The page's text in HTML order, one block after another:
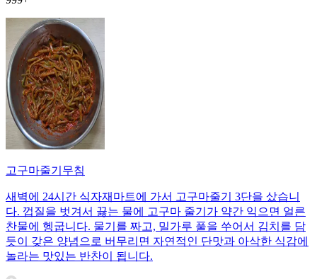
고구마줄기무침
새벽에 24시간 식자재마트에 가서 고구마줄기 3단을 샀습니
다. 껍질을 벗겨서 끓는 물에 고구마 줄기가 약간 익으면 얼른
찬물에 헹굽니다. 물기를 짜고, 밀가루 풀을 쑤어서 김치를 담
듯이 갖은 양념으로 버무리면 자연적인 단맛과 아삭한 식감에
놀라는 맛있는 반찬이 됩니다.